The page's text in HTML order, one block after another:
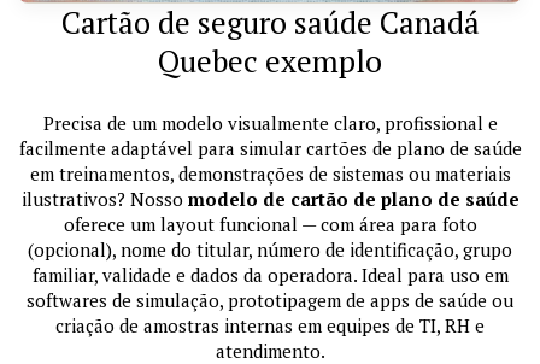
Cartão de seguro saúde Canadá
Quebec exemplo
Precisa de um modelo visualmente claro, profissional e
facilmente adaptável para simular cartões de plano de saúde
em treinamentos, demonstrações de sistemas ou materiais
ilustrativos? Nosso modelo de cartão de plano de saúde
oferece um layout funcional — com área para foto
(opcional), nome do titular, número de identificação, grupo
familiar, validade e dados da operadora. Ideal para uso em
softwares de simulação, prototipagem de apps de saúde ou
criação de amostras internas em equipes de TI, RH e
atendimento.